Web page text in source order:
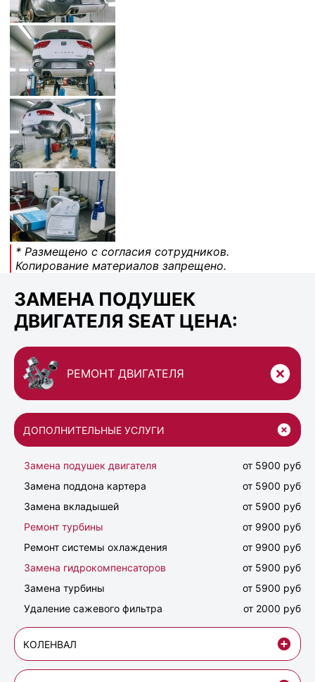
* Размещено с согласия сотрудников.
Копирование материалов запрещено.
ЗАМЕНА ПОДУШЕК
ДВИГАТЕЛЯ SEAT ЦЕНА:
РЕМОНТ ДВИГАТЕЛЯ
ДОПОЛНИТЕЛЬНЫЕ УСЛУГИ
Замена подушек двигателя
от 5900 руб
Замена поддона картера
от 5900 руб
Замена вкладышей
от 5900 руб
Ремонт турбины
от 9900 руб
Ремонт системы охлаждения
от 9900 руб
Замена гидрокомпенсаторов
от 5900 руб
Замена турбины
от 5900 руб
Удаление сажевого фильтра
от 2000 руб
КОЛЕНВАЛ